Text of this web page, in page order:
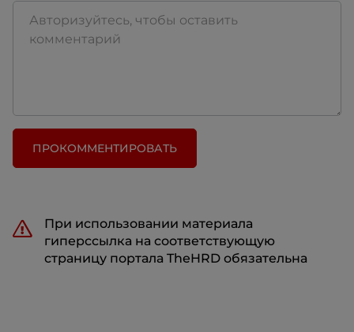
ПРОКОММЕНТИРОВАТЬ
При использовании материала
гиперссылка на соответствующую
страницу портала TheHRD обязательна